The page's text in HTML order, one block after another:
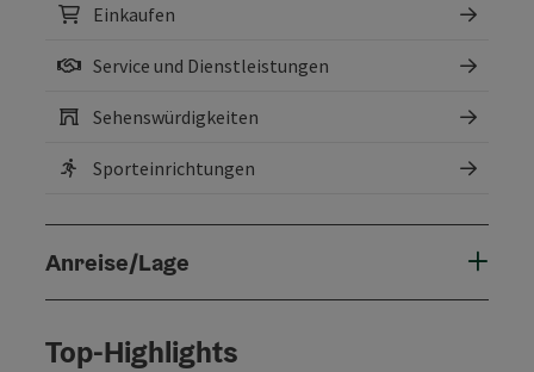
Einkaufen
Service und Dienstleistungen
Sehenswürdigkeiten
Sporteinrichtungen
Anreise/Lage
Top-Highlights